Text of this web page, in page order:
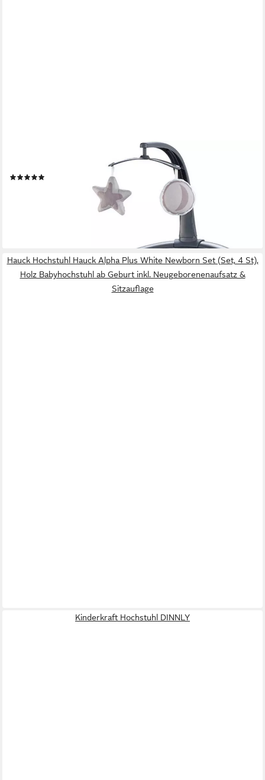
Hochstuhl Newborn Set Family 2in1
lieferbar - in 3-4 Werktagen bei dir
Hauck Hochstuhl Hauck Alpha Plus White Newborn Set (Set, 4 St),
Holz Babyhochstuhl ab Geburt inkl. Neugeborenenaufsatz &
Sitzauflage
Kinderkraft Hochstuhl DINNLY